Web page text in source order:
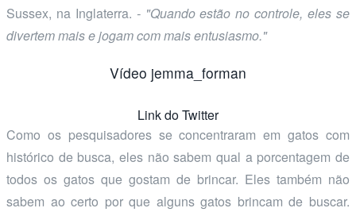
Sussex, na Inglaterra. - "Quando estão no controle, eles se
divertem mais e jogam com mais entusiasmo."
Vídeo jemma_forman
Link do Twitter
Como os pesquisadores se concentraram em gatos com
histórico de busca, eles não sabem qual a porcentagem de
todos os gatos que gostam de brincar. Eles também não
sabem ao certo por que alguns gatos brincam de buscar.